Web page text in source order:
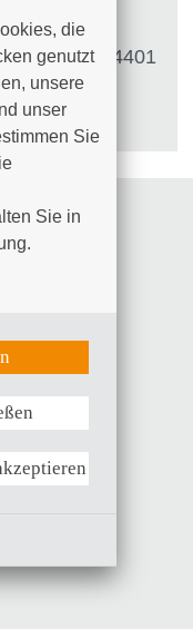
+49 (0)381 4401
die
genutzt
unsere
unser
Sie
Sie in
anzeigen